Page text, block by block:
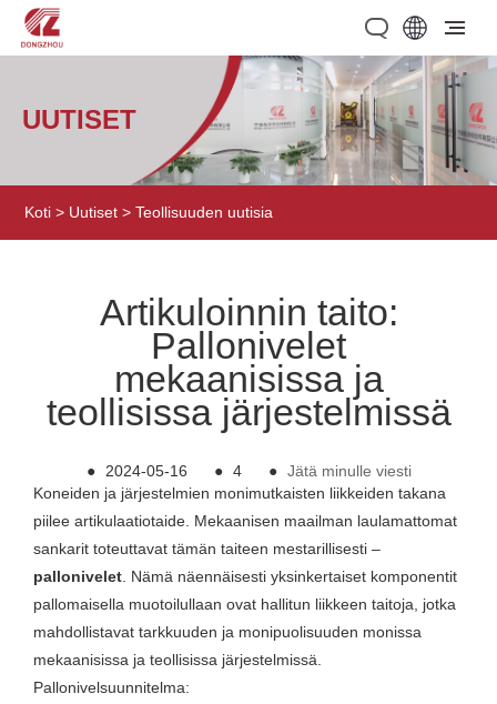
UUTISET
Koti > Uutiset >Teollisuuden uutisia
Artikuloinnin taito:
Pallonivelet
mekaanisissa ja
teollisissa järjestelmissä
● 2024-05-16 ● 4 ● Jätä minulle viesti
Koneiden ja järjestelmien monimutkaisten liikkeiden takana
piilee artikulaatiotaide. Mekaanisen maailman laulamattomat
sankarit toteuttavat tämän taiteen mestarillisesti –
pallonivelet . Nämä näennäisesti yksinkertaiset komponentit
pallomaisella muotoilullaan ovat hallitun liikkeen taitoja, jotka
mahdollistavat tarkkuuden ja monipuolisuuden monissa
mekaanisissa ja teollisissa järjestelmissä.
Pallonivelsuunnitelma: